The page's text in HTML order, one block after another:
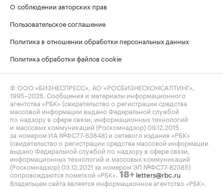
О соблюдении авторских прав
Пользовательское соглашение
Политика в отношении обработки персональных данных
Политика обработки файлов cookie
© ООО «БИЗНЕСПРЕСС», АО «РОСБИЗНЕСКОНСАЛТИНГ»,
1995–2026 . Сообщения и материалы информационного
агентства «РБК» (свидетельство о регистрации средства
массовой информации выдано Федеральной службой
по надзору в сфере связи, информационных технологий
и массовых коммуникаций (Роскомнадзор) 09.12.2015
за номером ИА №ФС77-63848) и сетевого издания «РБК»
(свидетельство о регистрации средства массовой информации
выдано Федеральной службой по надзору в сфере связи,
информационных технологий и массовых коммуникаций
(Роскомнадзор) 03.12.2021 за номером ЭЛ №ФС77-82385)
сопровождаются пометкой «РБК». 18+ letters@rbc.ru
Владельцем сайта является информационное агентство «РБК».